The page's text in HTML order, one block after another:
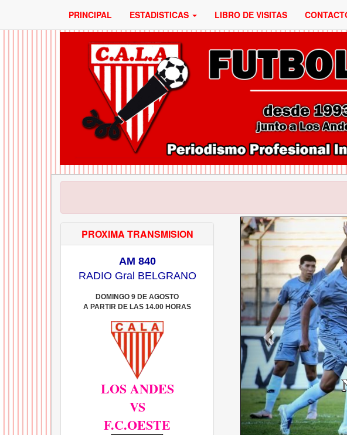
PRINCIPAL ESTADISTICAS LIBRO DE VISITAS
PROXIMA TRANSMISION
AM 840
RADIO Gral BELGRANO
DOMINGO 9 DE AGOSTO
A PARTIR DE LAS 14.00 HORAS
LOS ANDES
VS
F.C.OESTE
ANTERIOR